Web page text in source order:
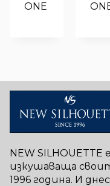
ONE
NEW SILHOUETTE
изкушаваща
1996 година. И